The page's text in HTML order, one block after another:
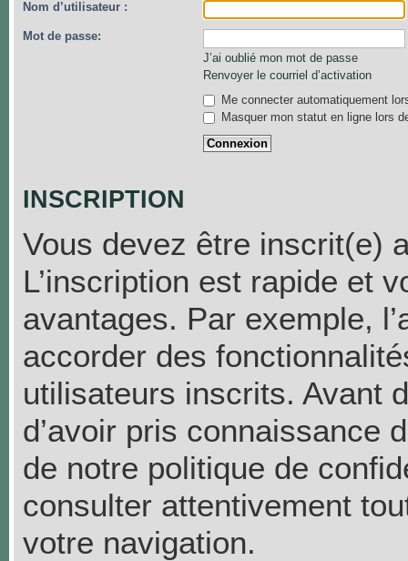
Nom d’utilisateur :
Mot de passe:
J’ai oublié mon mot de passe
Renvoyer le courriel d’activation
Me connecter automatiquement
Masquer mon statut en ligne lors
INSCRIPTION
Vous devez être inscrit(e)
L’inscription est rapide et
avantages. Par exemple,
accorder des
utilisateurs inscrits. Avant
d’avoir pris connaissance
de notre politique de
consulter attentivement
votre navigation.